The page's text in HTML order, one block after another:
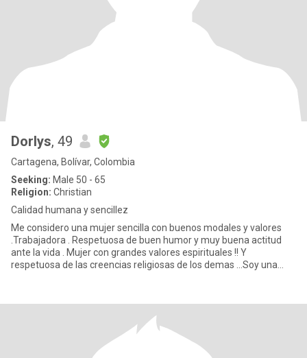
Dorlys, 49
Cartagena, Bolívar, Colombia
Seeking: Male 50 - 65
Religion: Christian
Calidad humana y sencillez
Me considero una mujer sencilla con buenos modales y valores
.Trabajadora . Respetuosa de buen humor y muy buena actitud
ante la vida . Mujer con grandes valores espirituales !! Y
respetuosa de las creencias religiosas de los demas ...Soy una